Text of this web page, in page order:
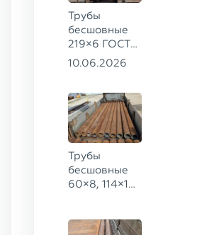
Трубы
бесшовные
219×6 ГОСТ
8732-78, ст.
10.06.2026
Трубы
бесшовные
60×8, 114×10,
8732-78, ст.